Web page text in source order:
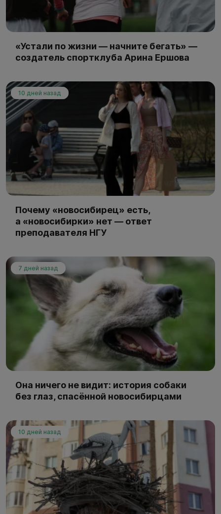
«Устали по жизни — начните бегать» —
создатель спортклуба Арина Ершова
10 дней назад
Почему «новосибирец» есть,
а «новосибирки» нет — ответ
преподавателя НГУ
7 дней назад
Она ничего не видит: история собаки
без глаз, спасённой новосибирцами
10 дней назад